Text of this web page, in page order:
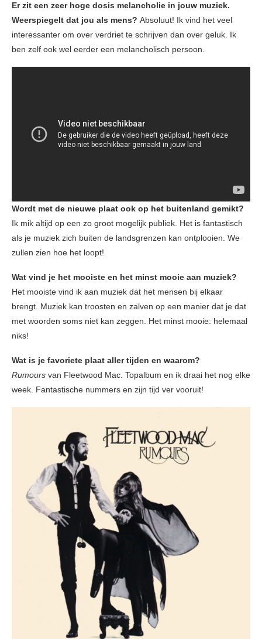
Er zit een zeer hoge dosis melancholie in jouw muziek.
Weerspiegelt dat jou als mens? Absoluut! Ik vind het veel
interessanter om over verdriet te schrijven dan over geluk. Ik
ben zelf ook wel eerder een melancholisch persoon.
Wordt met de nieuwe plaat ook op het buitenland gemikt?
Ik mik altijd op een zo groot mogelijk publiek. Het is fantastisch
als je muziek zich buiten de landsgrenzen kan ontplooien. We
zullen zien hoe het loopt!
Wat vind je het mooiste en het minst mooie aan muziek?
Het mooiste vind ik aan muziek dat het mensen bij elkaar
brengt. Muziek kan troosten en zalven op een manier dat je dat
met woorden soms niet kan zeggen. Het minst mooie: helemaal
niks!
Wat is je favoriete plaat aller tijden en waarom?
Rumours van Fleetwood Mac. Topalbum en ik draai het nog elke
week. Fantastische nummers en zijn tijd ver vooruit!